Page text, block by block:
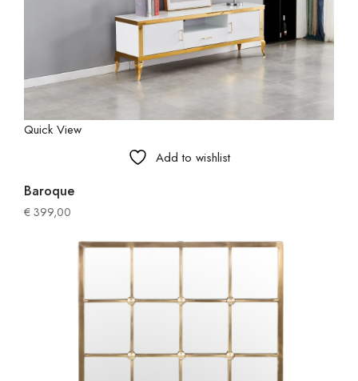
Quick View
Add to wishlist
Baroque
€ 399,00